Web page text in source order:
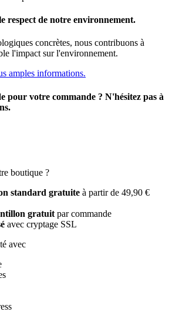
respect de notre environnement.
concrètes, nous contribuons à
l'impact sur l'environnement.
amples informations.
pour votre commande ? N'hésitez pas à
boutique ?
standard gratuite à partir de 49,90 €
gratuit par commande
avec cryptage SSL
avec